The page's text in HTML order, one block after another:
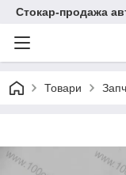
Стокар-продажа
Товари